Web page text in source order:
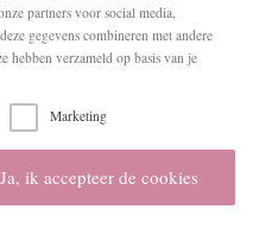
partners voor social media,
gegevens combineren met andere
hebben verzameld op basis van je
Marketing
Ja, ik accepteer de cookies